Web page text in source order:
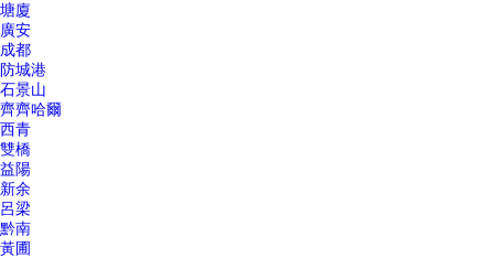
塘廈
廣安
成都
防城港
石景山
齊齊哈爾
西青
雙橋
益陽
新余
呂梁
黔南
黃圃